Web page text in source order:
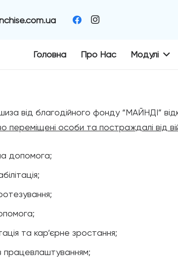
Головна Про Нас Модулі
від благодійного фонду “МАЙНДІ”
переміщені особи та постраждалі від
допомога;
та кар’єрне зростання;
працевлаштуванням;